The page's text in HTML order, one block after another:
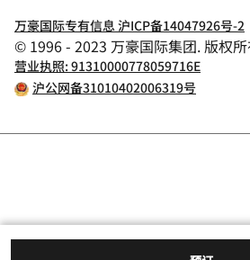
万豪国际专有信息 沪ICP备14047926号-2
© 1996 - 2023 万豪国际集团. 版权
营业执照: 91310000778059716E
沪公网备31010402006319号